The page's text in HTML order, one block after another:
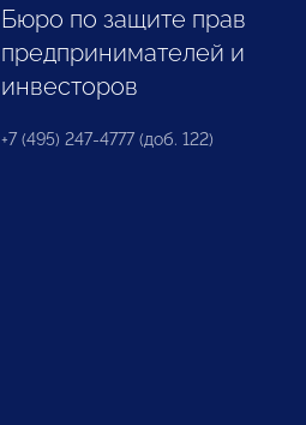
Бюро по защите прав
предпринимателей и
инвесторов
+7 (495) 247-4777 (доб. 122)